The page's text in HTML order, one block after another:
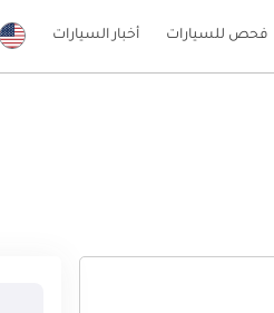
فحص للسيارات أخبار السيارات